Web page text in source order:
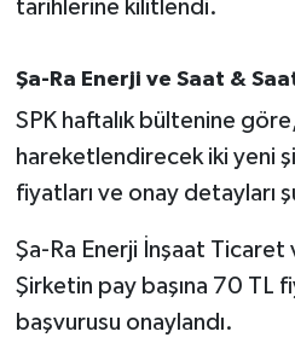
tarihlerine kilitlendi.
Şa-Ra Enerji ve Saat &
SPK haftalık bültenine
hareketlendirecek iki yeni
fiyatları ve onay detayları
Şa-Ra Enerji İnşaat Ticaret
Şirketin pay başına 70 TL
başvurusu onaylandı.
Manyas
OLAY
OTOMOTİV
SAĞLIK